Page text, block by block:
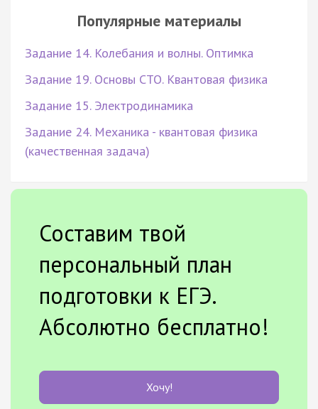
Популярные материалы
Задание 14. Колебания и волны. Оптимка
Задание 19. Основы СТО. Квантовая физика
Задание 15. Электродинамика
Задание 24. Механика - квантовая физика
(качественная задача)
Составим твой
персональный план
подготовки к ЕГЭ.
Абсолютно бесплатно!
Хочу!